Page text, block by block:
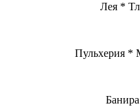
Лея *
Пульхерия *